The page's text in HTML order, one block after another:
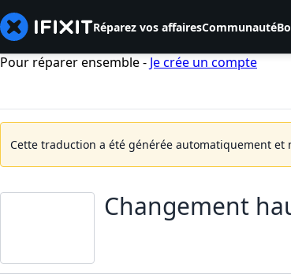
Réparez vos affairesCommunauté
Pour réparer ensemble - Je crée un compte
Cette traduction a été générée automatiquement et
Changement